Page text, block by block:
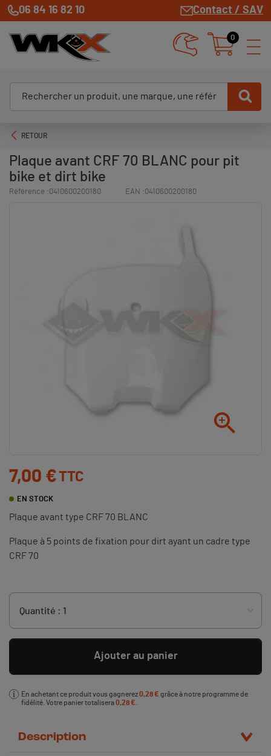
06 84 16 82 10 Contact / SAV
0
RETOUR
Plaque avant CRF 70 BLANC pour pit
bike et dirt bike
Référence :0410600200180 EAN :0410600200180

7,00 €TTC
EN STOCK
Plaque avant type CRF 70 BLANC
Plaque à 5 points de fixation pour dirt ayant un cadre type
CRF 70
Ajouter au panier
En achetant ce produit vous gagnerez0,28 € grâce à notre programme de
fidélité. Votre panier totalisera0,28 €
Description